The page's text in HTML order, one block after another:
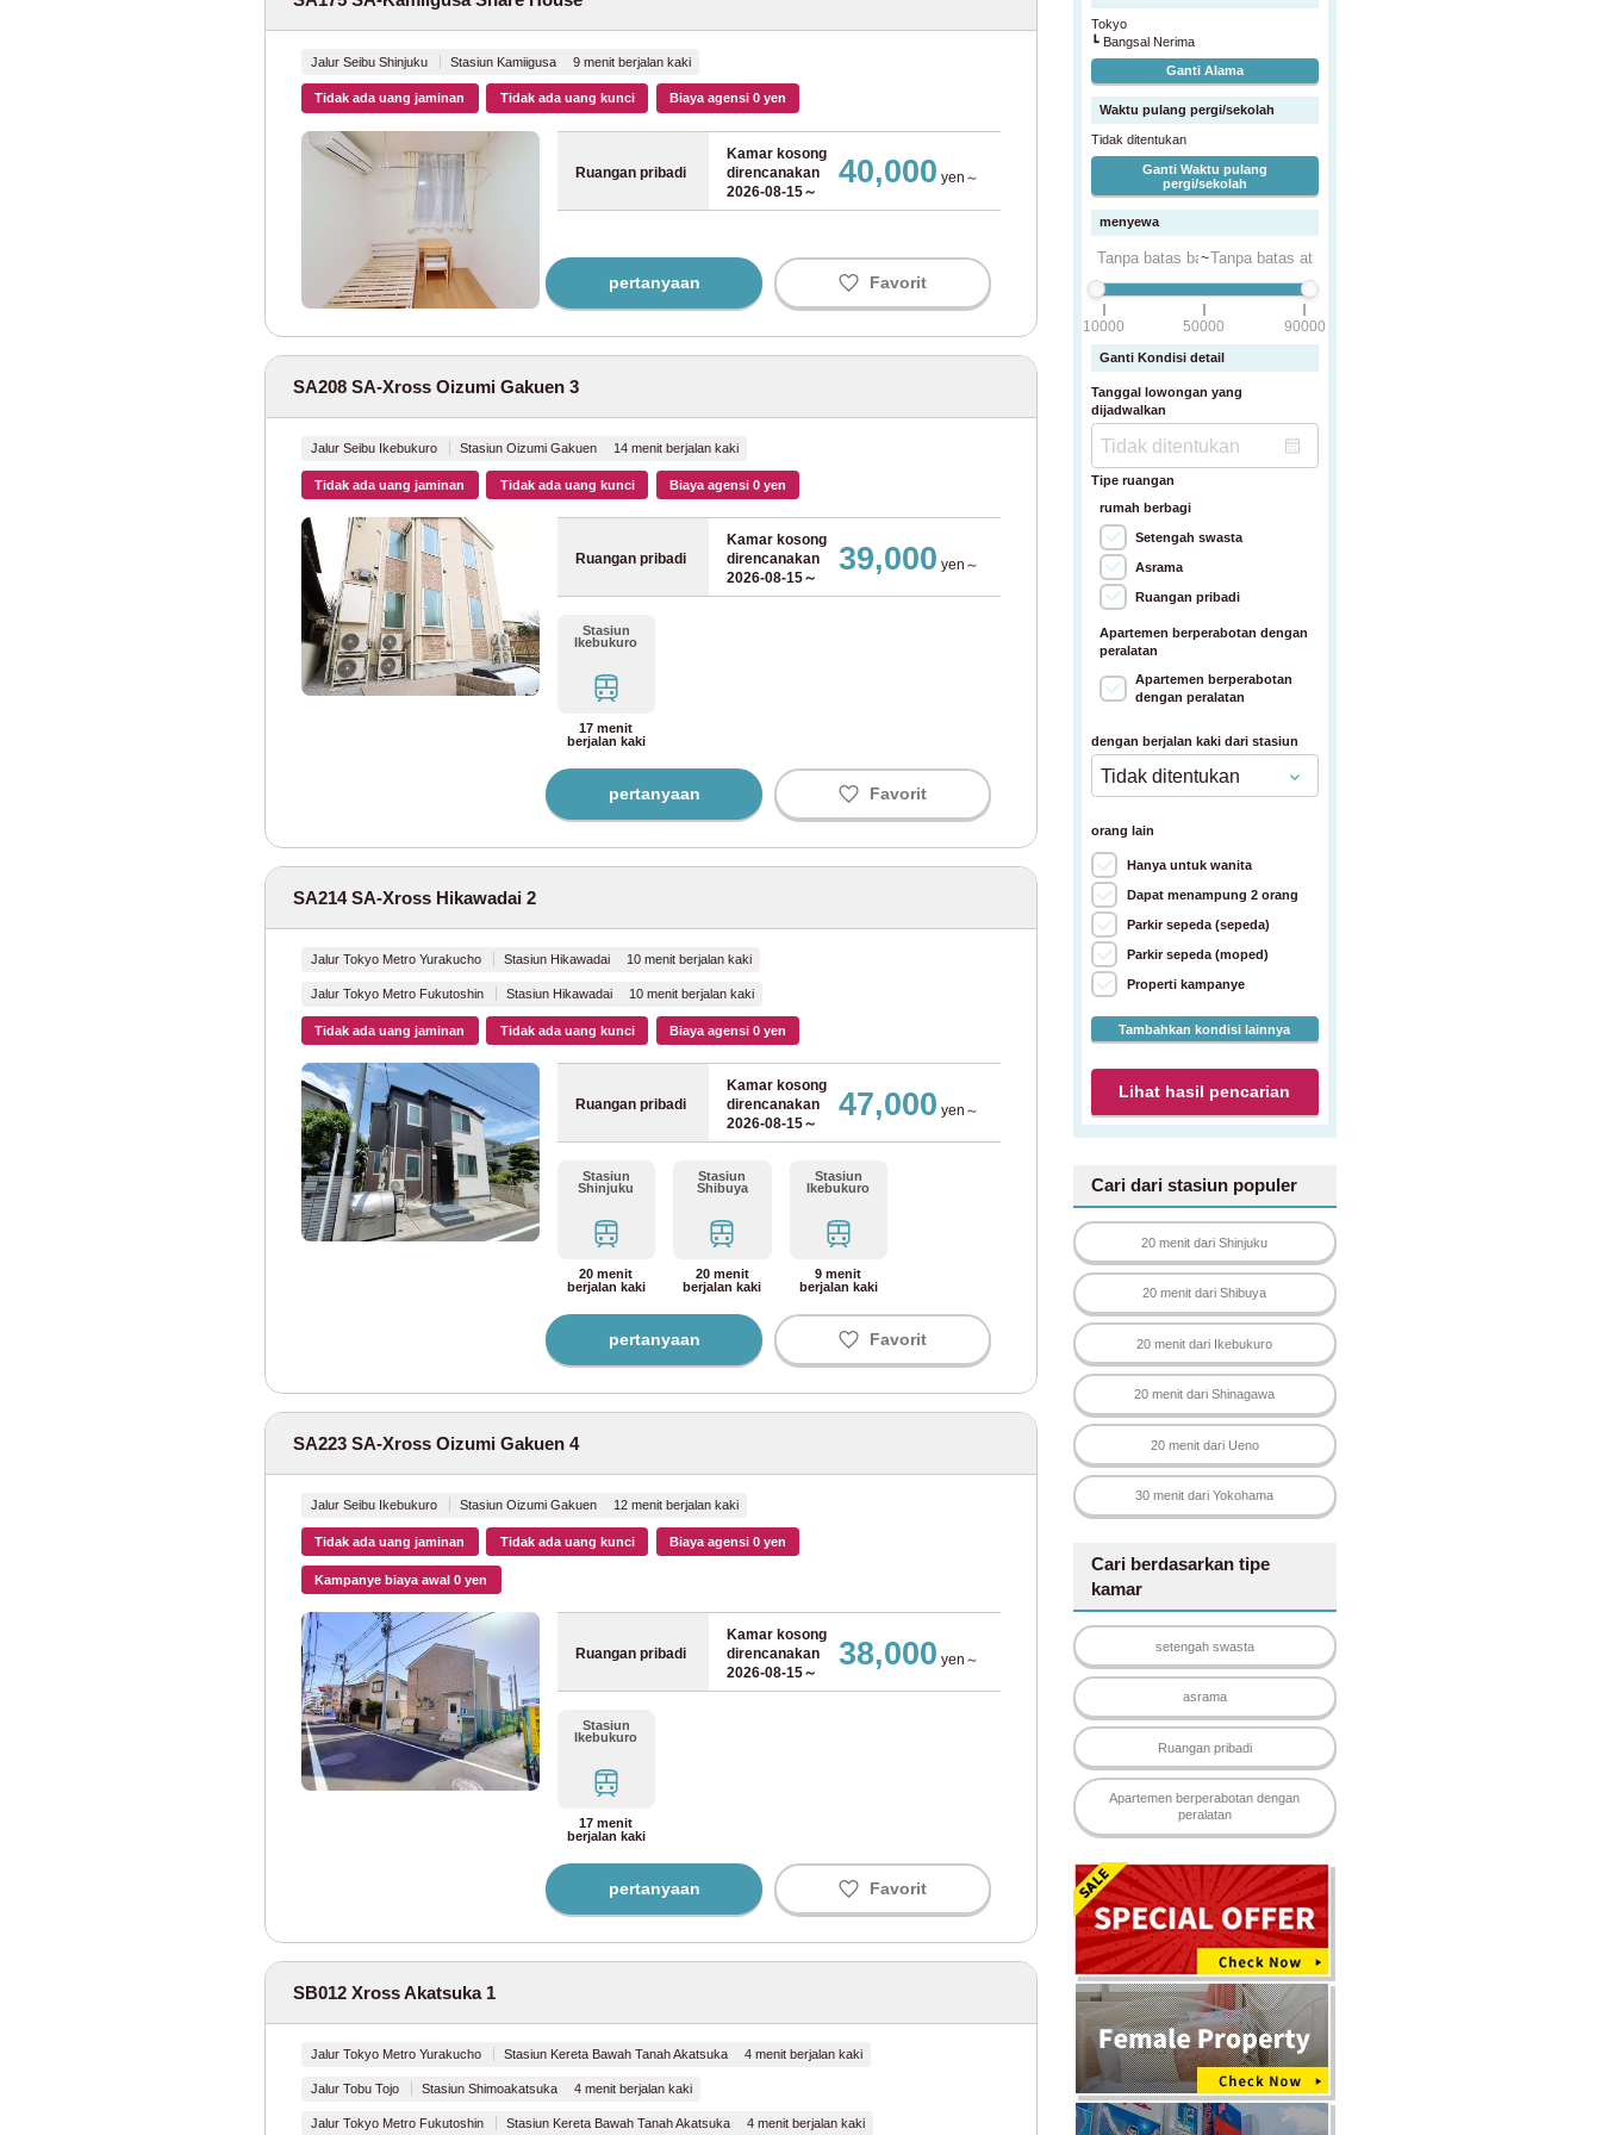
Jalur Seibu Shinjuku Stasiun Kamiigusa 9 menit berjalan kaki
Tidak ada uang jaminan Tidak ada uang kunci Biaya agensi 0 yen
Ruangan pribadi
Kamar kosong
direncanakan
2026-08-15～
40,000 yen～
pertanyaan Favorit
SA208 SA-Xross Oizumi Gakuen 3
Jalur Seibu Ikebukuro Stasiun Oizumi Gakuen 14 menit berjalan kaki
Tidak ada uang jaminan Tidak ada uang kunci Biaya agensi 0 yen
Ruangan pribadi
Kamar kosong
direncanakan
2026-08-15～
39,000 yen～
Stasiun
Ikebukuro
17 menit
berjalan kaki
pertanyaan Favorit
SA214 SA-Xross Hikawadai 2
Jalur Tokyo Metro Yurakucho Stasiun Hikawadai 10 menit berjalan kaki
Jalur Tokyo Metro Fukutoshin Stasiun Hikawadai 10 menit berjalan kaki
Tidak ada uang jaminan Tidak ada uang kunci Biaya agensi 0 yen
Ruangan pribadi
Kamar kosong
direncanakan
2026-08-15～
47,000 yen～
Stasiun
Shinjuku
20 menit
berjalan kaki
Stasiun
Shibuya
20 menit
berjalan kaki
Stasiun
Ikebukuro
9 menit
berjalan kaki
pertanyaan Favorit
SA223 SA-Xross Oizumi Gakuen 4
Jalur Seibu Ikebukuro Stasiun Oizumi Gakuen 12 menit berjalan kaki
Tidak ada uang jaminan Tidak ada uang kunci Biaya agensi 0 yen
Kampanye biaya awal 0 yen
Ruangan pribadi
Kamar kosong
direncanakan
2026-08-15～
38,000 yen～
Stasiun
Ikebukuro
17 menit
berjalan kaki
pertanyaan Favorit
SB012 Xross Akatsuka 1
Jalur Tokyo Metro Yurakucho Stasiun Kereta Bawah Tanah Akatsuka 4 menit berjalan kaki
Jalur Tobu Tojo Stasiun Shimoakatsuka 4 menit berjalan kaki
Jalur Tokyo Metro Fukutoshin Stasiun Kereta Bawah Tanah Akatsuka 4 menit berjalan kaki
Tokyo
┗ Bangsal Nerima
Ganti Alama
Waktu pulang pergi/sekolah
Tidak ditentukan
Ganti Waktu pulang
pergi/sekolah
menyewa
~
10000 50000 90000
Ganti Kondisi detail
Tanggal lowongan yang
dijadwalkan
Tipe ruangan
rumah berbagi
Setengah swasta
Asrama
Ruangan pribadi
Apartemen berperabotan dengan
peralatan
Apartemen berperabotan
dengan peralatan
dengan berjalan kaki dari stasiun
orang lain
Hanya untuk wanita
Dapat menampung 2 orang
Parkir sepeda (sepeda)
Parkir sepeda (moped)
Properti kampanye
Tambahkan kondisi lainnya
Lihat hasil pencarian
Cari dari stasiun populer
20 menit dari Shinjuku
20 menit dari Shibuya
20 menit dari Ikebukuro
20 menit dari Shinagawa
20 menit dari Ueno
30 menit dari Yokohama
Cari berdasarkan tipe
kamar
setengah swasta
asrama
Ruangan pribadi
Apartemen berperabotan dengan
peralatan
Jalur JR Yokosuka (12)
Jalur Utama JR Tohoku (4)
Jalur JR Takasaki
Jalur Utama JR Tokaido
Jalur Utsunomiya
Jalur JR Musashino (9)
Jalur JR Ome (2)
Jalur JR Hachiko (1)
Metro Tokyo
Jalur Tokyo Metro Marunouchi
Jalur Tokyo Metro Ginza (12)
Jalur Tokyo Metro Hanzomon (6)
Jalur Tokyo Metro Chiyoda (20)
Jalur Tokyo Metro Yurakucho (67)
Jalur Tokyo Metro Fukutoshin
Jalur Tokyo Metro Hibiya (22)
Jalur Tokyo Metro Tozai (86)
Jalur Tokyo Metro Namboku
Biro Transportasi Metropolitan Tokyo
Jalur Toei Oedo (119)
Jalur Toei Mita (53)
(22)
Jalur Toei Asakusa
Jalur Tokyu Toyoko
Jalur Tokyu Denentoshi
Jalur Tokyu Oimachi
Jalur Tokyu Setagaya (58)
Jalur Tokyu Tamagawa
Jalur Tokyu Shin-Yokohama (3)
Kereta Api Seibu
Jalur Seibu Ikebukuro (91)
18 19
25 26 27 28 29